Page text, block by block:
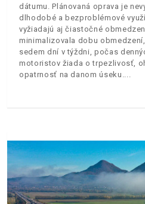
dátumu. Plánovaná oprava je
dlhodobé a bezproblémové
vyžiadajú aj čiastočné
minimalizovala dobu
sedem dní v týždni, počas
motoristov žiada o trpezlivosť,
opatrnosť na danom úseku.